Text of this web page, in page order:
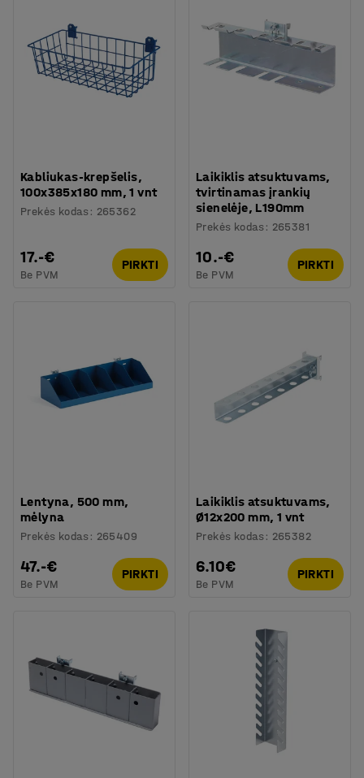
Kabliukas-krepšelis,
100x385x180 mm, 1 vnt
Prekės kodas : 265362
17.-€
Be PVM
PIRKTI
Laikiklis atsuktuvams,
tvirtinamas įrankių
sienelėje, L190mm
Prekės kodas : 265381
10.-€
Be PVM
PIRKTI
Lentyna, 500 mm,
mėlyna
Prekės kodas : 265409
47.-€
Be PVM
PIRKTI
Laikiklis atsuktuvams,
Ø12x200 mm, 1 vnt
Prekės kodas : 265382
6.10€
Be PVM
PIRKTI